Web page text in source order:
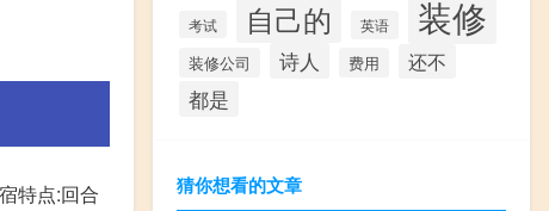
特点:回合
考试 自己的 英语 装修
装修公司 诗人 费用 还不
都是
猜你想看的文章